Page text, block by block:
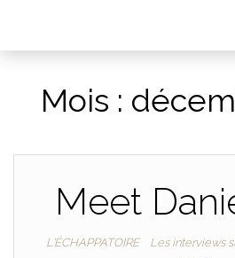
Mois :
Meet
L'ÉCHAPPATOIRE Les interviews